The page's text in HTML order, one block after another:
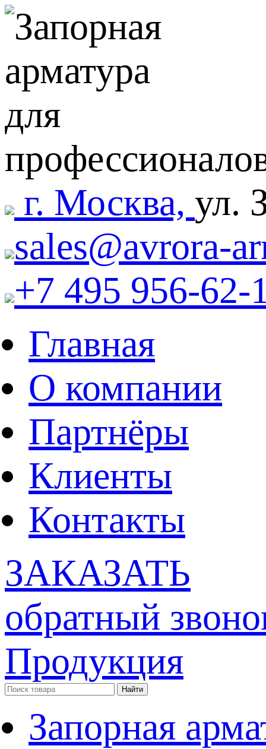
г. Москва, ул.
sales@avrora-
+7 495 956-62-
Главная
О компании
Партнёры
Клиенты
Контакты
ЗАКАЗАТЬ
обратный
Продукция
Запорная